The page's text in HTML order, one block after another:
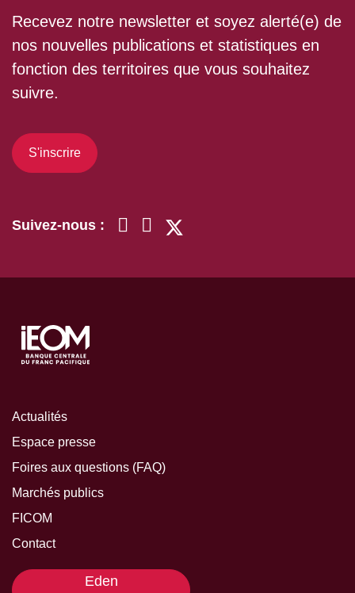
Recevez notre newsletter et soyez alerté(e) de
nos nouvelles publications et statistiques en
fonction des territoires que vous souhaitez
suivre.
S'inscrire
Suivez-nous :
Actualités
Espace presse
Foires aux questions (FAQ)
Marchés publics
FICOM
Contact
Eden